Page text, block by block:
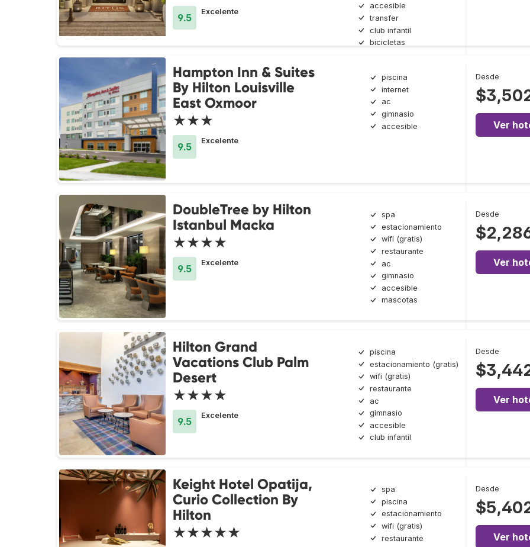
9.5
Excelente
accesible
transfer
club infantil
bicicletas
Hampton Inn & Suites
By Hilton Louisville
East Oxmoor
★★★
9.5
Excelente
piscina
internet
ac
gimnasio
accesible
Desde
Ver
DoubleTree by Hilton
Istanbul Macka
★★★★
9.5
Excelente
spa
estacionamiento
wifi (gratis)
restaurante
ac
gimnasio
accesible
mascotas
Desde
Ver
Hilton Grand
Vacations Club Palm
Desert
★★★★
9.5
Excelente
piscina
estacionamiento (gratis)
wifi (gratis)
restaurante
ac
gimnasio
accesible
club infantil
Desde
Ver
Keight Hotel Opatija,
Curio Collection By
Hilton
★★★★★
spa
piscina
estacionamiento
wifi (gratis)
restaurante
Desde
Ver